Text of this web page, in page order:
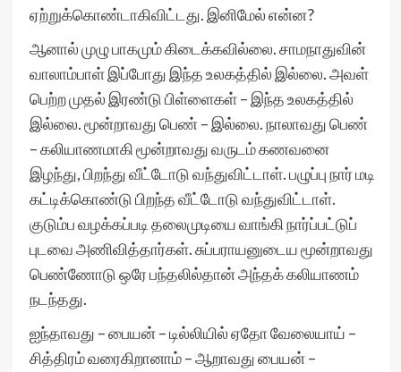
ஏற்றுக்கொண்டாகிவிட்டது. இனிமேல் என்ன?
ஆனால் முழு பாகமும் கிடைக்கவில்லை. சாமநாதுவின்
வாலாம்பாள் இப்போது இந்த உலகத்தில் இல்லை. அவள்
பெற்ற முதல் இரண்டு பிள்ளைகள் – இந்த உலகத்தில்
இல்லை. மூன்றாவது பெண் – இல்லை. நாலாவது பெண்
– கலியாணமாகி மூன்றாவது வருடம் கணவனை
இழந்து, பிறந்து வீட்டோடு வந்துவிட்டாள். பழுப்பு நார் மடி
கட்டிக்கொண்டு பிறந்த வீட்டோடு வந்துவிட்டாள்.
குடும்ப வழக்கப்படி தலைமுடியை வாங்கி நார்ப்பட்டுப்
புடவை அணிவித்தார்கள். சுப்பராயனுடைய மூன்றாவது
பெண்ணோடு ஒரே பந்தலில்தான் அந்தக் கலியாணம்
நடந்தது.
ஐந்தாவது – பையன் – டில்லியில் ஏதோ வேலையாய் –
சித்திரம் வரைகிறானாம் – ஆறாவது பையன் –